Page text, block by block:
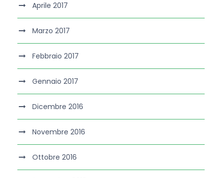
Aprile 2017
Marzo 2017
Febbraio 2017
Gennaio 2017
Dicembre 2016
Novembre 2016
Ottobre 2016